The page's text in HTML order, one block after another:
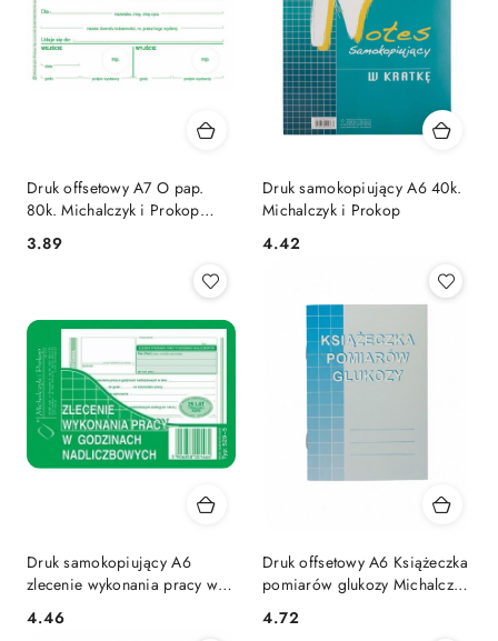
Druk offsetowy A7 O pap.
80k. Michalczyk i Prokop
Cena:
3.89
Druk samokopiujący A6 40k.
Michalczyk i Prokop
Cena:
4.42
Druk samokopiujący A6
zlecenie wykonania pracy w
godzinach nadliczbowych
40k. Michalczyk i Prokop
Cena:
4.46
Druk offsetowy A6 Książeczka
pomiarów glukozy Michalczyk
i Prokop (M-915-3)
Cena:
4.72